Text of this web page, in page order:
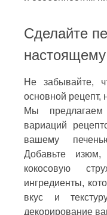
Сделайте
Не забывайте,
основной рецепт,
Мы
вариаций
вашему
Добавьте
кокосовую
ингредиенты,
вкус и
декорирование